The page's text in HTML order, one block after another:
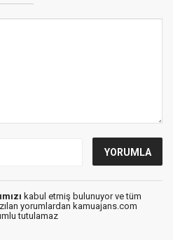
kabul etmiş bulunuyor ve tüm
yorumlardan kamuajans.com
tutulamaz